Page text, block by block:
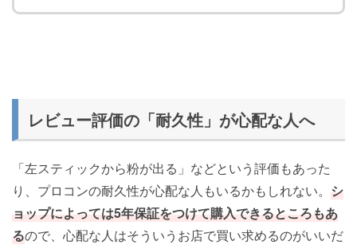
レビュー評価の「耐久性」が心配な人へ
「左スティックから粉が出る」などという評価もあった
り、プロコンの耐久性が心配な人もいるかもしれない。 シ
ョップによっては5年保証をつけて購入できるところもあ
るので、心配な人はそういうお店で買い求めるのがいいだ